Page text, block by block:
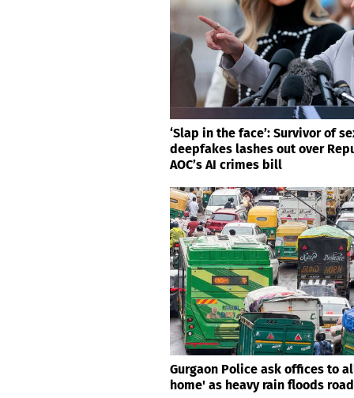
‘Slap in the face’: Survivor of
deepfakes lashes out over
AOC’s AI crimes bill
Gurgaon Police ask offices to
home' as heavy rain floods